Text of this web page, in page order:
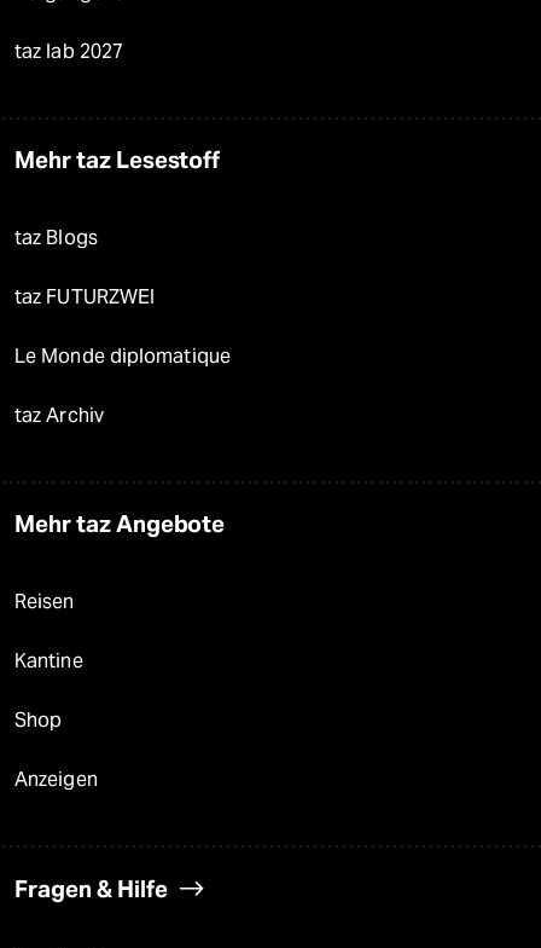
taz lab 2027
Mehr taz Lesestoff
taz Blogs
taz FUTURZWEI
Le Monde diplomatique
taz Archiv
Mehr taz Angebote
Reisen
Kantine
Shop
Anzeigen
Fragen & Hilfe